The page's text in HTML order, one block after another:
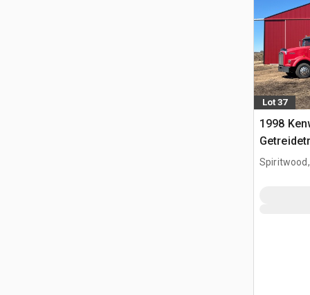
Lot 37
1998
Spiritwood,